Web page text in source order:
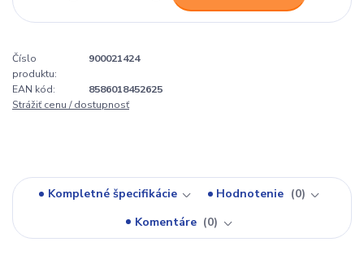
Číslo
produktu:
900021424
EAN kód:
8586018452625
Strážiť cenu / dostupnosť
Kompletné špecifikácie Hodnotenie
0
Komentáre
0